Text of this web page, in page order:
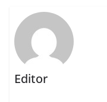
Editor